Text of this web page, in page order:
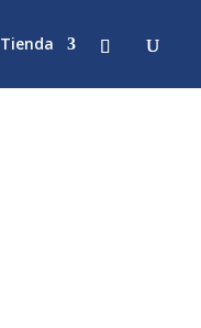
Tienda